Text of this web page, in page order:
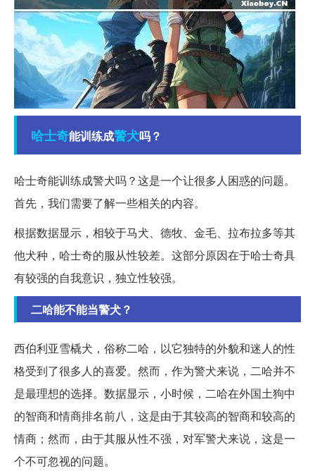
哈士奇能训练成警犬吗？
哈士奇能训练成警犬吗？这是一个让很多人困惑的问题。
首先，我们需要了解一些相关的内容。
根据数据显示，相较于马犬、德牧、金毛、拉布拉多等其
他犬种，哈士奇的服从性较差。这部分原因在于哈士奇具
有较强的自我意识，独立性较强。
二哈能不能当警犬？
西伯利亚雪橇犬，俗称二哈，以它独特的外貌和迷人的性
格受到了很多人的喜爱。然而，作为警犬来说，二哈并不
是最理想的选择。数据显示，小时候，二哈在外国土狗中
的智商和情商排名前八，这是由于其较高的智商和较高的
情商；然而，由于其服从性不强，对军警犬来说，这是一
个不可忽视的问题。